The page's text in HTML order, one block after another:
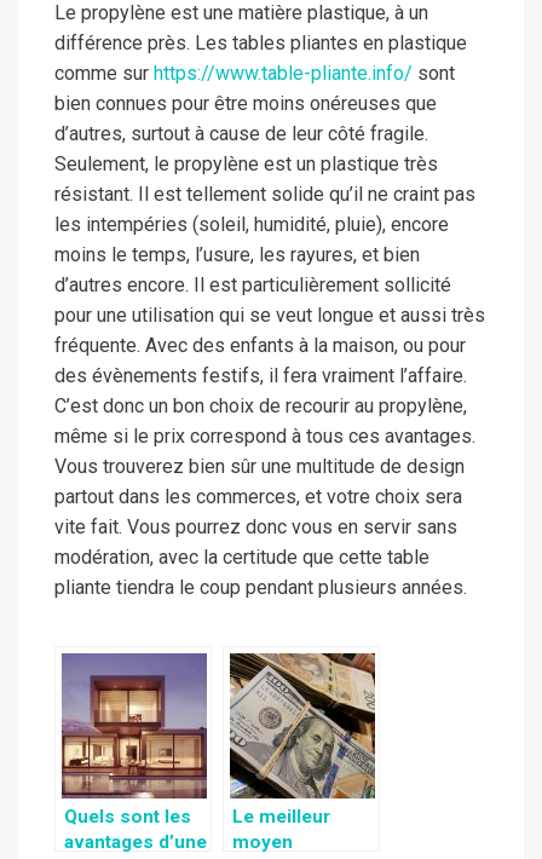
Le propylène est une matière plastique, à un
différence près. Les tables pliantes en plastique
comme sur https://www.table-pliante.info/ sont
bien connues pour être moins onéreuses que
d’autres, surtout à cause de leur côté fragile.
Seulement, le propylène est un plastique très
résistant. Il est tellement solide qu’il ne craint pas
les intempéries (soleil, humidité, pluie), encore
moins le temps, l’usure, les rayures, et bien
d’autres encore. Il est particulièrement sollicité
pour une utilisation qui se veut longue et aussi très
fréquente. Avec des enfants à la maison, ou pour
des évènements festifs, il fera vraiment l’affaire.
C’est donc un bon choix de recourir au propylène,
même si le prix correspond à tous ces avantages.
Vous trouverez bien sûr une multitude de design
partout dans les commerces, et votre choix sera
vite fait. Vous pourrez donc vous en servir sans
modération, avec la certitude que cette table
pliante tiendra le coup pendant plusieurs années.
Quels sont les
avantages d’une
Le meilleur
moyen